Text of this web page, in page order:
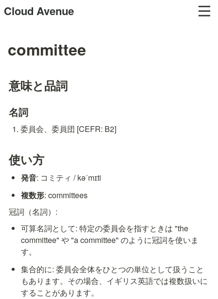
Cloud Avenue
committee
意味と品詞
名詞
委員会、委員団 [CEFR: B2]
使い方
発音: コミティ / kəˈmɪti
複数形: committees
冠詞（名詞）:
可算名詞として: 特定の委員会を指すときは "the
committee" や "a committee" のように冠詞を使いま
す。
集合的に: 委員会全体をひとつの単位として扱うこと
もあります。その場合、イギリス英語では複数扱いに
することがあります。